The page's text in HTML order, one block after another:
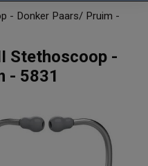
- Donker Paars/ Pruim -
Stethoscoop -
- 5831